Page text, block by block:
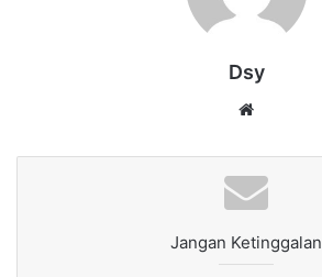
Dsy
Jangan Ketinggalan